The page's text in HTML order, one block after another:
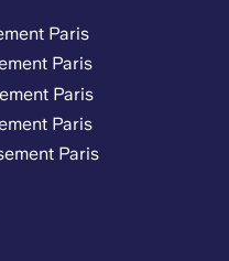
Paris
Paris
Paris
Paris
Paris